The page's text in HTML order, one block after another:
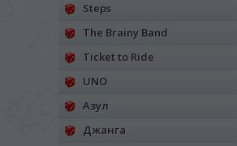
Steps
The Brainy Band
Ticket to Ride
UNO
Азул
Джанга